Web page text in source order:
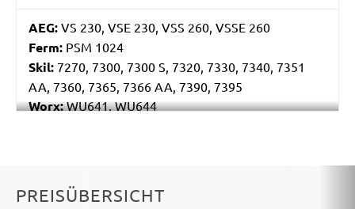
AEG: VS 230, VSE 230, VSS 260, VSSE 260
Ferm: PSM 1024
Skil: 7270, 7300, 7300 S, 7320, 7330, 7340, 7351
AA, 7360, 7365, 7366 AA, 7390, 7395
Worx:WU641, WU644
ESS1890C, ESS2590V, S33K
Casals:KLR 210
PREISÜBERSICHT